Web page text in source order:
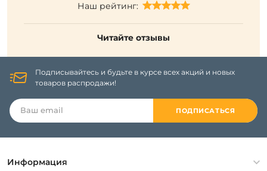
Наш рейтинг:
Читайте отзывы
Подписывайтесь и будьте в курсе всех акций и новых
товаров распродажи!
ПОДПИСАТЬСЯ
Информация